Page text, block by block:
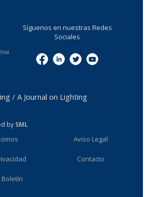
Síguenos en nuestras Redes
Sociales
/ A Journal on Lighting
by SML
Aviso Legal
Contacto